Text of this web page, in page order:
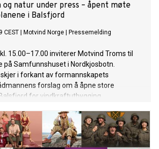
og natur under press – åpent møte
i Balsfjord
CEST Motvind Norge Pressemelding
15.00–17.00 inviterer Motvind Troms til
på Samfunnshuset i Nordkjosbotn.
i forkant av formannskapets
forslag om å åpne store
for vindkraftutbygging.